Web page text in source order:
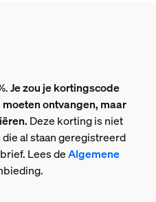
Je zou je kortingscode
ontvangen, maar
Deze korting is niet
al staan geregistreerd
Lees deAlgemene